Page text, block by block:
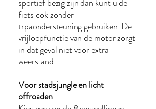
sportief bezig zijn dan kunt u de
fiets ook zonder
trpaondersteuning gebruiken. De
vrijloopfunctie van de motor zorgt
in dat geval niet voor extra
weerstand.
Voor stadsjungle en licht
offroaden